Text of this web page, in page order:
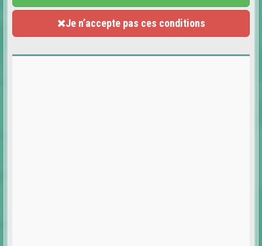
Je n’accepte pas ces conditions